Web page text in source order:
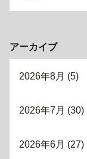
アーカイブ
2026年8月 (5)
2026年7月 (30)
2026年6月 (27)